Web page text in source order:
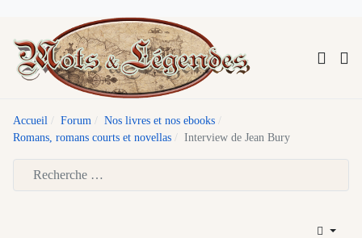
Accueil Forum
Nos livres et nos ebooks
Romans, romans courts et novellas
Interview de Jean Bury